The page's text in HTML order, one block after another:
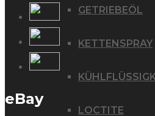
GETRIEBEÖL
KETTENSPRAY
LOCTITE
eBay